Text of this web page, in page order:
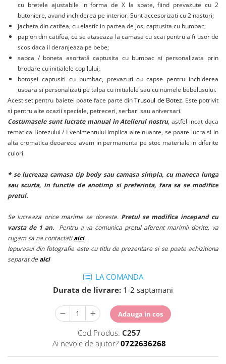
cu bretele ajustabile in forma de X la spate, fiind prevazute cu 2
butoniere, avand inchiderea pe interior. Sunt accesorizati cu 2 nasturi;
jacheta din catifea, cu elastic in partea de jos, captusita cu bumbac;
papion din catifea, ce se ataseaza la camasa cu scai pentru a fi usor de
scos daca il deranjeaza pe bebe;
sapca / boneta asortată captusita cu bumbac si personalizata prin
brodare cu initialele copilului;
botoșei captusiti cu bumbac, prevazuti cu capse pentru inchiderea
usoara si personalizati pe talpa cu initialele sau cu numele bebelusului.
Acest set pentru baietei poate face parte dinTrusoul de Botez. Este potrivit
si pentru alte ocazii speciale, petreceri, serbari sau aniversari.
Costumasele sunt lucrate manual in Atelierul nostru, astfel incat daca
tematica Botezului / Evenimentului implica alte nuante, se poate lucra si in
alta cromatica deoarece avem in permanenta pe stoc materiale in diferite
culori.
* se lucreaza camasa tip body sau camasa simpla, cu maneca lunga
sau scurta, in functie de anotimp si preferinta, fara sa se modifice
pretul.
Se lucreaza orice marime se doreste. Pretul se modifica incepand cu
varsta de 1 an.
Pentru a va comunica pretul aferent marimii dorite, va
rugam sa na contactatiaici.
Iepurasul din fotografie este cu titlu de prezentare si se poate achizitiona
separat de aici
LA COMANDA
Durata de livrare: 1-2 saptamani
Adauga in cos
Cod Produs: C257
Ai nevoie de ajutor? 0722636268